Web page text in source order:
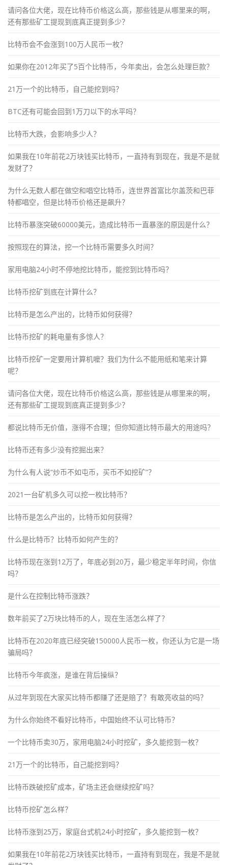
请问各位大佬，现在比特币价格这么高，那些钱是从哪里来的啊，
还有那些矿工提现到底真正提到多少？
比特币会不会涨到100万人民币一枚？
如果你在2012年买了5百个比特币，今年卖出，会怎么处理巨款？
21万一个的比特币，自己能挖到吗？
BTC还有可能会回到1万刀以下的水平吗？
比特币大跌，会影响多少人？
如果我在10年前花2万块钱买比特币，一直持有到现在，我是不是就
发财了？
为什么无数人都在做空和唱空比特币，连世界首富比尔盖茨和巴菲
特都唱空，但是比特币价格还是飙升？
比特币暴涨突破60000美元，造成比特币一直暴涨的原因是什么？
按照现在的算法，挖一个比特币需要多久时间？
家用电脑24小时不停地挖比特币，能挖到比特币吗？
比特币挖矿到底在计算什么？
比特币是怎么产出的，比特币如何获得？
比特币挖矿的耗电量有多惊人？
比特币挖矿一定要用计算机嚒？我们为什么不能用纸和笔来计算
呢？
请问各位大佬，现在比特币价格这么高，那些钱是从哪里来的啊，
还有那些矿工提现到底真正提到多少？
都说比特币无价值，涨得不合理；但你知道比特币最大的用途吗？
比特币还有多少没有挖掘出来？
为什么有人说“炒币不如屯币，买币不如挖矿”？
2021一台矿机多久可以挖一枚比特币？
比特币是怎么产出的，比特币如何获得？
什么是比特币？比特币如何产生的？
比特币现在涨到12万了，年底必到20万，最少稳定半年时间，你信
吗？
是什么在控制比特币涨跌？
数年前买了2万块比特币的人，现在生活怎么样了？
比特币在2020年底已经突破150000人民币一枚，你还认为它是一场
骗局吗？
比特币今年疯涨，是谁在背后操纵？
从过年到现在大家买比特币都赚了还是赔了？有敢亮收益的吗？
为什么你始终不看好比特币，中国始终不认可比特币？
一个比特币卖30万，家用电脑24小时挖矿，多久能挖到一枚？
21万一个的比特币，自己能挖到吗？
比特币跌破挖矿成本，矿场主还会继续挖矿吗？
比特币挖矿怎么样？
比特币涨到25万，家庭台式机24小时挖矿，多久能挖到一枚？
如果我在10年前花2万块钱买比特币，一直持有到现在，我是不是就